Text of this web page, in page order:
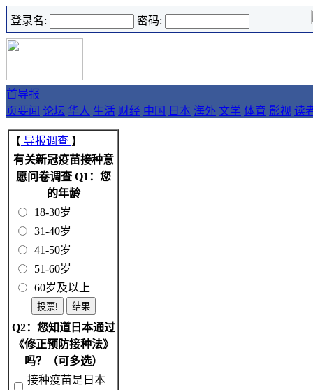
登录名: 密码:
首
页
导报
要闻 论坛 华人 生活 财经 中国 日本 海外 文学 体育 影视 读
【 导报调查 】
有关新冠疫苗接种意
愿问卷调查 Q1：您
的年龄
18-30岁
31-40岁
41-50岁
51-60岁
60岁及以上
Q2：您知道日本通过
《修正预防接种法》
吗？（可多选）
接种疫苗是日本